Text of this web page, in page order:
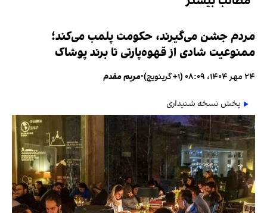
مردم جشن می‌گیرند، حکومت پلمب می‌کند؛
ممنوعیت شادی از قهوه‌پارتی تا برند پوشاک
۲۴ مهر ۱۴۰۴، ۰۸:۰۹ (‎+۱ گرینویچ) •مریم مقدم
پخش نسخه شنیداری